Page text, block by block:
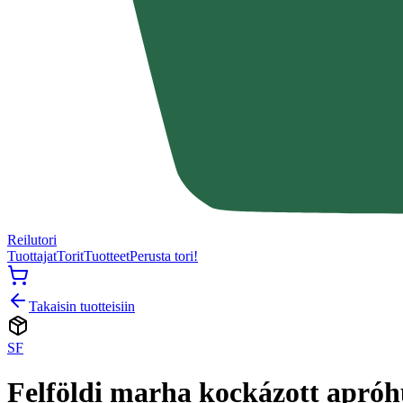
Reilutori
TuottajatToritTuotteetPerusta tori!
Takaisin tuotteisiin
SF
Felföldi marha kockázott